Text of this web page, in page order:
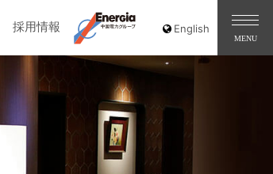
採用情報